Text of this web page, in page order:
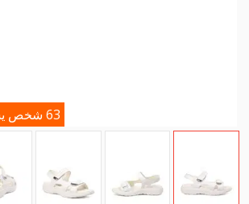
63 شخص يشاهدون هذا المنتج